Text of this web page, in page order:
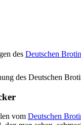
des Deutschen
des Deutschen
vom Deutschen